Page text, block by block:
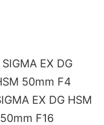
EX DG
50mm F4
EX DG HSM
F16